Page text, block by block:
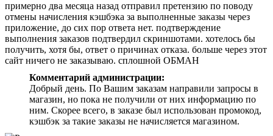
примерно два месяца назад отправил претензию по поводу
отмены начисления кэшбэка за выполненные заказы через
приложение, до сих пор ответа нет. подтверждение
выполнения заказов подтвердил скриншотами. хотелось бы
получить, хотя бы, ответ о причинах отказа. больше через этот
сайт ничего не заказываю. сплошной ОБМАН
Комментарий администрации:
Добрый день. По Вашим заказам направили запросы в
магазин, но пока не получили от них информацию по
ним. Скорее всего, в заказе был использован промокод,
кэшбэк за такие заказы не начисляется магазином.